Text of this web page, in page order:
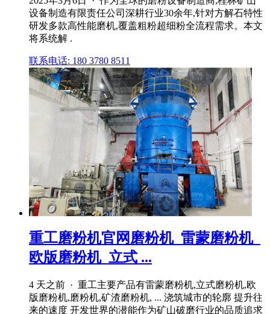
设备制造有限责任公司深耕行业30余年,针对方解石特性
研发多款高性能磨机,覆盖粗粉超细粉全流程需求。本文
将系统解 .
联系电话: 180 3780 8511
重工磨粉机官网磨粉机_雷蒙磨粉机_
欧版磨粉机_立式 ...
4 天之前 · 重工主要产品有雷蒙磨粉机,立式磨粉机,欧
版磨粉机,磨粉机,矿渣磨粉机, ... 浇筑城市的轮廓 提升往
来的速度 开发世界的潜能作为矿山破磨行业的品质追求